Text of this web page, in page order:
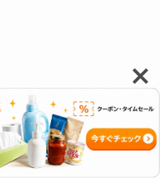
リアが狙い目です。